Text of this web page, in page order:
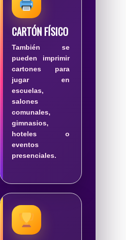
CARTÓN FÍSICO
También se
pueden imprimir
cartones para
jugar en
escuelas,
salones
comunales,
gimnasios,
hoteles o
eventos
presenciales.